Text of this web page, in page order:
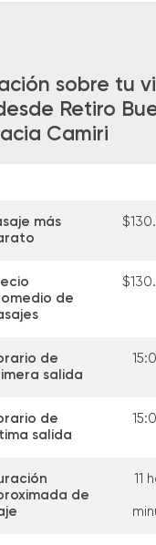
sobre tu
Retiro
Camiri
más
de
de
salida
de
salida
de
11